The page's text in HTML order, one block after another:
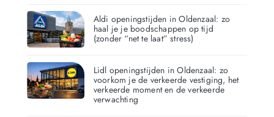
Aldi openingstijden in Oldenzaal: zo
haal je je boodschappen op tijd
(zonder “net te laat” stress)
Lidl openingstijden in Oldenzaal: zo
voorkom je de verkeerde vestiging, het
verkeerde moment en de verkeerde
verwachting